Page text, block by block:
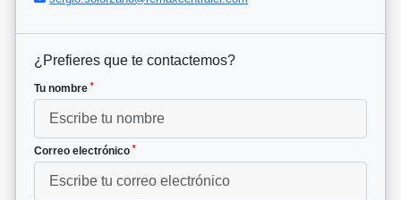
¿Prefieres que te contactemos?
Tu nombre *
Correo electrónico *